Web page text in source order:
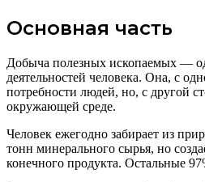
Основная часть
Добыча полезных ископаемых —
деятельностей человека. Она, с
потребности людей, но, с другой
окружающей среде.
Человек ежегодно забирает из
тонн минерального сырья, но
конечного продукта. Остальные